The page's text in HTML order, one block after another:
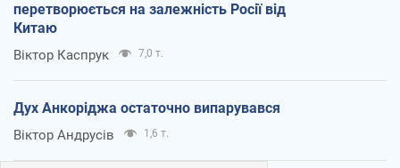
перетворюється на залежність Росії від
Китаю
Віктор Каспрук 7,0 т.
Дух Анкоріджа остаточно випарувався
Віктор Андрусів 1,6 т.